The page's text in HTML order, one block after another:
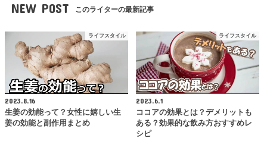
NEW POST このライターの最新記事
ライフスタイル
2023.8.16
生姜の効能って？女性に嬉しい生
姜の効能と副作用まとめ
ライフスタイル
2023.6.1
ココアの効果とは？デメリットも
ある？効果的な飲み方おすすめレ
シピ